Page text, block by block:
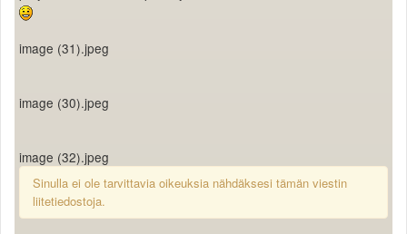
image (31).jpeg
image (30).jpeg
image (32).jpeg
Sinulla ei ole tarvittavia oikeuksia nähdäksesi tämän viestin
liitetiedostoja.